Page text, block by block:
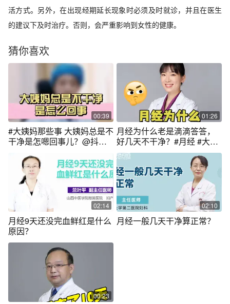
活方式。另外，在出现经期延长现象时必须及时就诊，并且在医生
的建议下及时治疗。否则，会严重影响到女性的健康。
猜你喜欢
00:39
#大姨妈那些事 大姨妈总是不
干净是怎嗯回事儿？@抖音
01:26
月经为什么老是滴滴答答，
好几天不干净？#月经 #大姨
妈 #女性健康 #月经失调 #关
爱女性健康
02:14
月经9天还没完血鲜红是什么
原因？
02:10
月经一般几天干净算正常？
00:23